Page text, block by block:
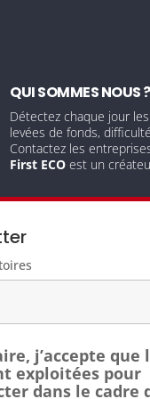
QUI SOMMES NOUS ?
Détectez chaque jour
levées de fonds,
Contactez les
First ECO est un
j’accepte que
exploitées pour
dans le cadre